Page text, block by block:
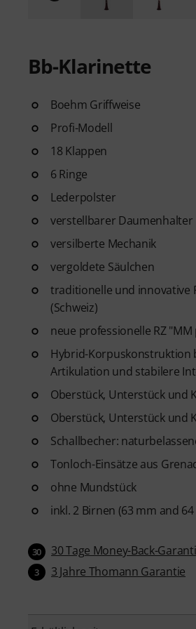
Bb-Klarinette
Boehm Griffweise
Profi-Modell
18 Klappen
6 Ringe
Lederpolster
verstellbarer Daumenhalter
versilberte Mechanik
vergoldete Säulchen
traditionelle und innovative
(Schweiz)
neue professionelle RZ
Hybrid-Korpuskonstruktion
Artikulation und stabilere
Oberstück, Unterstück und
Oberstück, Unterstück und
Schallbecher:
Tonloch-Einsätze aus
ohne Mundstück
inkl. 2 Birnen (63 mm and
30 30 Tage Money-Back-
3 3 Jahre Thomann Garantie